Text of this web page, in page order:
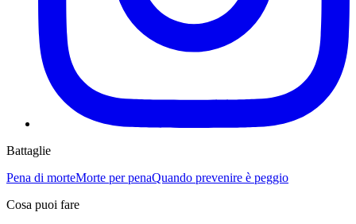
Battaglie
Pena di morteMorte per penaQuando prevenire è peggio
Cosa puoi fare